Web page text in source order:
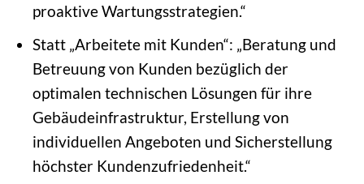
proaktive Wartungsstrategien.“
Statt „Arbeitete mit Kunden“: „Beratung und
Betreuung von Kunden bezüglich der
optimalen technischen Lösungen für ihre
Gebäudeinfrastruktur, Erstellung von
individuellen Angeboten und Sicherstellung
höchster Kundenzufriedenheit.“